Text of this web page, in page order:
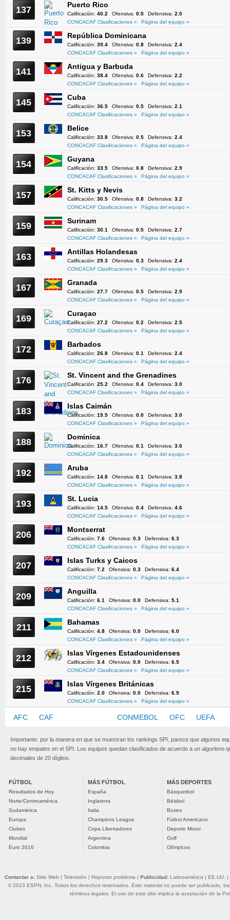
137 Puerto Rico
Calificación: 40.2 Ofensiva: 0.5 Defensiva: 2.0
CONCACAF Clasificaciones »
Página del equipo »
139 República Dominicana
Calificación: 39.4 Ofensiva: 0.8 Defensiva: 2.4
CONCACAF Clasificaciones »
Página del equipo »
141 Antigua y Barbuda
Calificación: 38.4 Ofensiva: 0.6 Defensiva: 2.2
CONCACAF Clasificaciones »
Página del equipo »
145 Cuba
Calificación: 36.5 Ofensiva: 0.5 Defensiva: 2.1
CONCACAF Clasificaciones »
Página del equipo »
153 Belice
Calificación: 33.8 Ofensiva: 0.5 Defensiva: 2.4
CONCACAF Clasificaciones »
Página del equipo »
154 Guyana
Calificación: 33.5 Ofensiva: 0.8 Defensiva: 2.9
CONCACAF Clasificaciones »
Página del equipo »
157 St. Kitts y Nevis
Calificación: 30.5 Ofensiva: 0.8 Defensiva: 3.2
CONCACAF Clasificaciones »
Página del equipo »
159 Surinam
Calificación: 30.1 Ofensiva: 0.5 Defensiva: 2.7
CONCACAF Clasificaciones »
Página del equipo »
163 Antillas Holandesas
Calificación: 29.3 Ofensiva: 0.3 Defensiva: 2.4
CONCACAF Clasificaciones »
Página del equipo »
167 Granada
Calificación: 27.7 Ofensiva: 0.5 Defensiva: 2.9
CONCACAF Clasificaciones »
Página del equipo »
169 Curaçao
Calificación: 27.2 Ofensiva: 0.2 Defensiva: 2.5
CONCACAF Clasificaciones »
Página del equipo »
172 Barbados
Calificación: 26.8 Ofensiva: 0.1 Defensiva: 2.4
CONCACAF Clasificaciones »
Página del equipo »
176 St. Vincent and the Grenadines
Calificación: 25.2 Ofensiva: 0.4 Defensiva: 3.0
CONCACAF Clasificaciones »
Página del equipo »
183 Islas Caimán
Calificación: 19.5 Ofensiva: 0.0 Defensiva: 3.0
CONCACAF Clasificaciones »
Página del equipo »
188 Dominica
Calificación: 16.7 Ofensiva: 0.1 Defensiva: 3.6
CONCACAF Clasificaciones »
Página del equipo »
192 Aruba
Calificación: 14.8 Ofensiva: 0.1 Defensiva: 3.8
CONCACAF Clasificaciones »
Página del equipo »
193 St. Lucia
Calificación: 14.5 Ofensiva: 0.4 Defensiva: 4.6
CONCACAF Clasificaciones »
Página del equipo »
206 Montserrat
Calificación: 7.6 Ofensiva: 0.3 Defensiva: 6.3
CONCACAF Clasificaciones »
Página del equipo »
207 Islas Turks y Caicos
Calificación: 7.2 Ofensiva: 0.3 Defensiva: 6.4
CONCACAF Clasificaciones »
Página del equipo »
209 Anguilla
Calificación: 6.1 Ofensiva: 0.0 Defensiva: 5.1
CONCACAF Clasificaciones »
Página del equipo »
211 Bahamas
Calificación: 4.8 Ofensiva: 0.0 Defensiva: 6.0
CONCACAF Clasificaciones »
Página del equipo »
212 Islas Vírgenes Estadounidenses
Calificación: 3.4 Ofensiva: 0.0 Defensiva: 6.5
CONCACAF Clasificaciones »
Página del equipo »
215 Islas Vírgenes Británicas
Calificación: 2.0 Ofensiva: 0.0 Defensiva: 6.9
CONCACAF Clasificaciones »
Página del equipo »
AFC CAF CONMEBOL OFC UEFA
Importante: por la manera en que se muestran los rankings SPI, parece que algunos
no hay empates en el SPI. Los equipos quedan clasificados de acuerdo a un algoritmo
decimales de 20 dígitos.
FÚTBOL
Resultados de Hoy
Norte/Centroamérica
Sudamérica
Europa
Clubes
Mundial
Euro 2016
MÁS FÚTBOL
España
Inglaterra
Italia
Champions League
Copa Libertadores
Argentina
Colombia
MÁS DEPORTES
Básquetbol
Béisbol
Boxeo
Fútbol Americano
Deporte Motor
Golf
Olímpicos
Contactar a: Sitio Web | Televisión | Reportar problema | Publicidad: Latinoamérica | EE.UU. |
© 2023 ESPN, Inc. Todos los derechos reservados. Este material no puede ser publicado,
términos legales. El uso de este sitio implica la aceptación de la